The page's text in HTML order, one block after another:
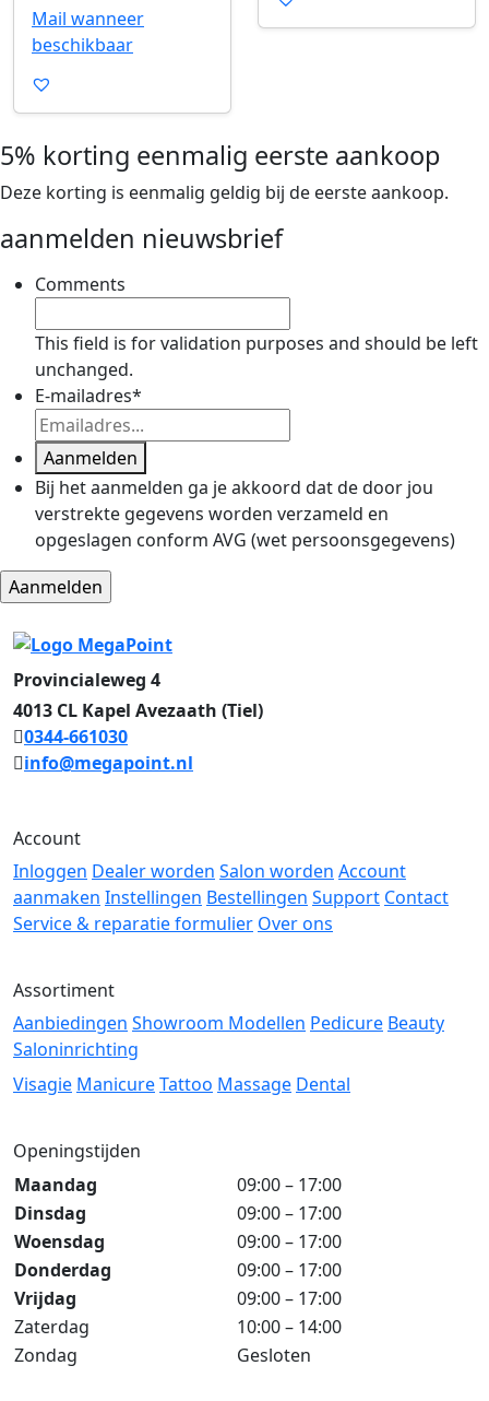
n
Mail wanneer
beschikbaar
e
5% korting eenmalig eerste aankoop
Deze korting is eenmalig geldig bij de eerste aankoop.
aanmelden nieuwsbrief
Comments
This field is for validation purposes and should be left
unchanged.
E-mailadres*
Aanmelden
Bij het aanmelden ga je akkoord dat de door jou
verstrekte gegevens worden verzameld en
opgeslagen conform AVG (wet persoonsgegevens)
Provincialeweg 4
4013 CL Kapel Avezaath (Tiel)
0344-661030
info@megapoint.nl
Account
Inloggen Dealer worden Salon worden Account
aanmaken Instellingen Bestellingen Support Contact
Service & reparatie formulier Over ons
Assortiment
Aanbiedingen Showroom Modellen Pedicure Beauty
Saloninrichting
Visagie ManicureTattoo Massage Dental
Openingstijden
Maandag
09:00 – 17:00
Dinsdag
09:00 – 17:00
Woensdag
09:00 – 17:00
Donderdag
09:00 – 17:00
Vrijdag
09:00 – 17:00
Zaterdag
10:00 – 14:00
Zondag
Gesloten